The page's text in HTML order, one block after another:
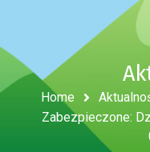
Home
Zabezpieczone: